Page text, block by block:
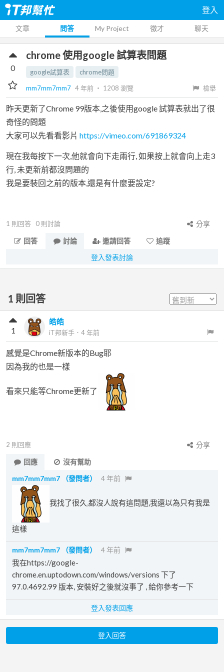
登入
文章 問答 My Project 徵才 聊天
chrome 使用google 試算表問題
google試算表
chrome問題
mm7mm7mm7 4 年前 ‧ 1208 瀏覽 檢舉
0
昨天更新了Chrome 99版本,之後使用google 試算表就出了很
奇怪的問題
大家可以先看看影片 https://vimeo.com/691869324
現在我每按下一次,他就會向下走兩行, 如果按上就會向上走3
行, 未更新前都沒問題的
我是要裝回之前的版本,還是有什麼要設定?
1 則回答 0 則討論
分享
回答
討論 邀請回答
追蹤
登入發表討論
1 則回答
皓皓
iT邦新手 ． 4 年前
1
感覺是Chrome新版本的Bug耶
因為我的也是一樣
看來只能等Chrome更新了
2 則回應
分享
回應
沒有幫助
mm7mm7mm7
（發問者） 4 年前
我找了很久,都沒人說有這問題,我還以為只有我是
這樣
mm7mm7mm7 （發問者） 4 年前
我在https://google-
chrome.en.uptodown.com/windows/versions 下了
97.0.4692.99 版本, 安裝好之後就沒事了 , 給你參考一下
登入發表回應
登入回答